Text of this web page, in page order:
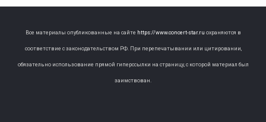
Все материалы опубликованные на сайте https://www.concert-star.ru охраняются в
соответствие с законодательством РФ. При перепечатывании или цитировании,
обязательно использование прямой гиперссылки на страницу, с которой материал был
заимствован.